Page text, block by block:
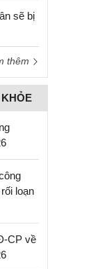
sẽ bị
thêm
loạn
CP về